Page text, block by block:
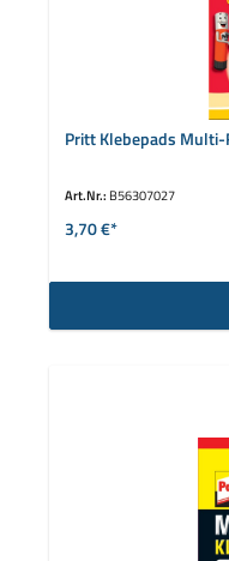
Pritt Klebepads
Art.Nr.: B56307027
3,70 €*